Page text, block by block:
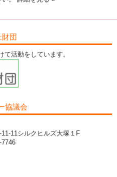
財団
活動をしています。
協議会
11シルクヒルズ大塚１F